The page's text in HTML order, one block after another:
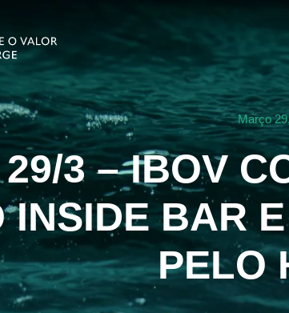
Março
3 – IBOV
INSIDE BAR
PELO